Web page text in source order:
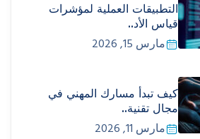
التطبيقات العملية لمؤشرات
قياس الأد..
مارس 15, 2026
كيف تبدأ مسارك المهني في
مجال تقنية..
مارس 11, 2026